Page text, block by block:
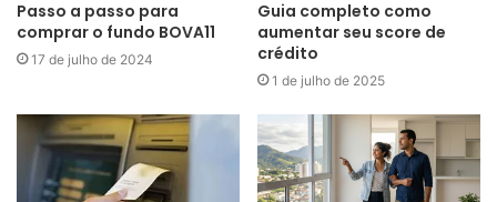
Passo a passo para
comprar o fundo BOVA11
17 de julho de 2024
Guia completo como
aumentar seu score de
crédito
1 de julho de 2025